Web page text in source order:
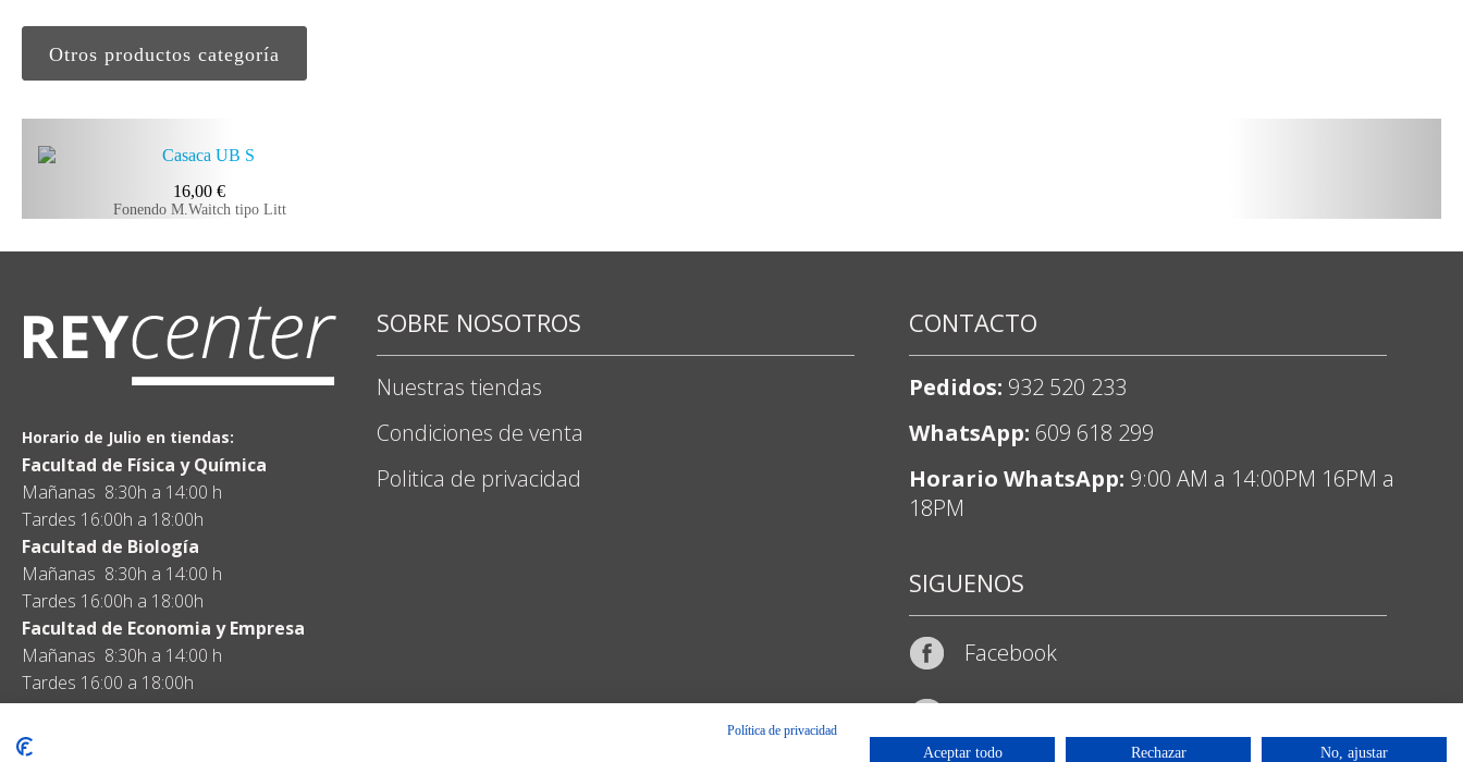
Otros productos categoría
16,00 €
Fonendo M.Waitch tipo Litt
Horario de Julio en tiendas:
Facultad de Física y Química
Mañanas 8:30h a 14:00 h
Tardes 16:00h a 18:00h
Facultad de Biología
Mañanas 8:30h a 14:00 h
Tardes 16:00h a 18:00h
Facultad de Economia y Empresa
Mañanas 8:30h a 14:00 h
Tardes 16:00 a 18:00h
SOBRE NOSOTROS
Nuestras tiendas
Condiciones de venta
Politica de privacidad
CONTACTO
Pedidos: 932 520 233
WhatsApp: 609 618 299
Horario WhatsApp: 9:00 AM a 14:00PM 16PM a
18PM
SIGUENOS
Facebook
Política de privacidad
Aceptar todo Rechazar No, ajustar